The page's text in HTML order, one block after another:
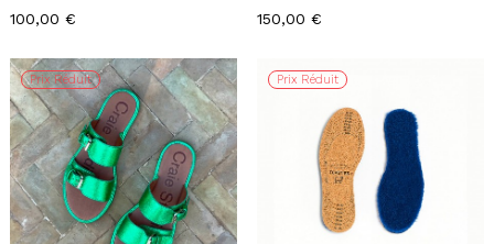
Prix
100,00 € Prix
150,00 €
Prix Réduit Prix Réduit